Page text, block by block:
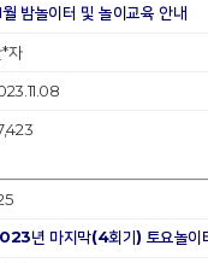
월 밤놀이터 및 놀이교육 안내
자
년 마지막(4회기) 토요놀이